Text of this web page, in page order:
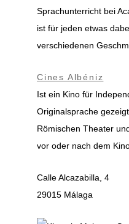
Sprachunterricht bei
ist für jeden etwas
verschiedenen
Cines Albéniz
Ist ein Kino für
Originalsprache
Römischen Theater
vor oder nach dem
Calle Alcazabilla, 4
29015 Málaga